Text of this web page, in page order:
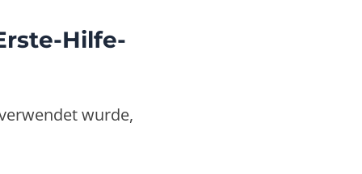
Hilfe-
wurde,